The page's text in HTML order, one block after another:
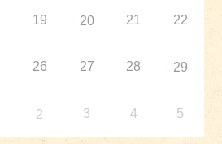
19 20 21 22
26 27 28 29
2 3 4 5